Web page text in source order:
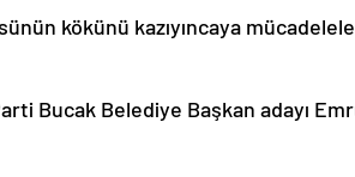
kökünü kazıyıncaya
Bucak Belediye Başkan adayı